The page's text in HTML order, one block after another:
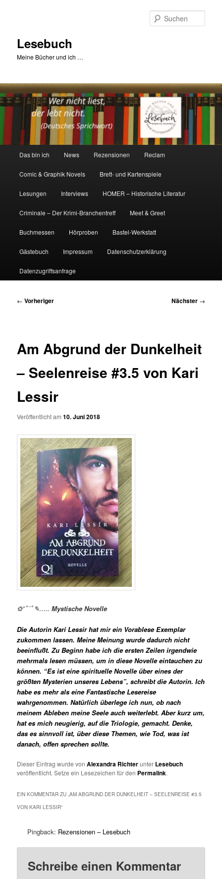
Lesebuch
Meine Bücher und ich …
Das bin ich News Rezensionen Reclam
Comic & Graphik Novels Brett- und Kartenspiele
Lesungen Interviews HOMER – Historische Literatur
Criminale – Der Krimi-Branchentreff Meet & Greet
Buchmessen Hörproben Bastel-Werkstatt
Gästebuch Impressum Datenschutzerklärung
Datenzugriffsanfrage
Beitragsnavigation
← Vorheriger Nächster →
Am Abgrund der Dunkelheit
– Seelenreise #3.5 von Kari
Lessir
Veröffentlicht am10. Juni 2018
✿*ﾟ¨ﾟ✎….. Mystische Novelle
Die Autorin Kari Lessir hat mir ein Vorablese Exemplar
zukommen lassen. Meine Meinung wurde dadurch nicht
beeinflußt. Zu Beginn habe ich die ersten Zeilen irgendwie
mehrmals lesen müssen, um in diese Novelle eintauchen zu
können. “Es ist eine spirituelle Novelle über eines der
größten Mysterien unseres Lebens”, schreibt die Autorin. Ich
habe es mehr als eine Fantastische Lesereise
wahrgenommen. Natürlich überlege ich nun, ob nach
meinem Ableben meine Seele auch weiterlebt. Aber kurz um,
hat es mich neugierig, auf die Triologie, gemacht. Denke,
das es sinnvoll ist, über diese Themen, wie Tod, was ist
danach, offen sprechen sollte.
Dieser Eintrag wurde vonAlexandra Richterunter Lesebuch
veröffentlicht. Setze ein Lesezeichen für den Permalink.
EIN KOMMENTAR ZU „AM ABGRUND DER DUNKELHEIT – SEELENREISE #3.5
VON KARI LESSIR“
Pingback: Rezensionen – Lesebuch
Schreibe einen Kommentar